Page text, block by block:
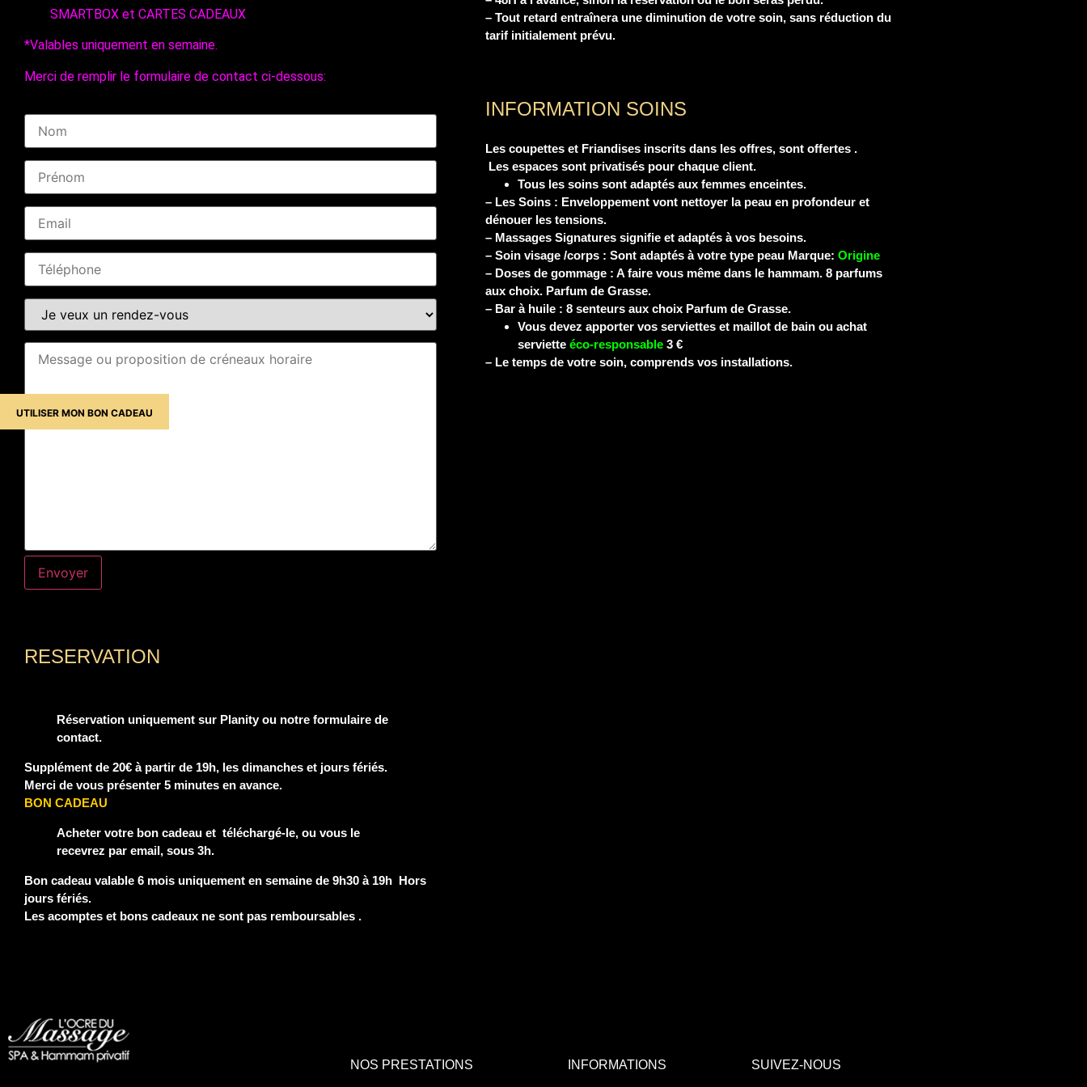
UTILISER MON BON CADEAU
SMARTBOX et CARTES CADEAUX
*Valables uniquement en semaine.
Merci de remplir le formulaire de contact ci-dessous:
RESERVATION
Réservation uniquement sur Planity ou notre formulaire de
contact.
Supplément de 20€ à partir de 19h, les dimanches et jours fériés.
Merci de vous présenter 5 minutes en avance.
BON CADEAU
Acheter votre bon cadeau et téléchargé-le, ou vous le
recevrez par email, sous 3h.
Bon cadeau valable 6 mois uniquement en semaine de 9h30 à 19h Hors
jours fériés.
Les acomptes et bons cadeaux ne sont pas remboursables .
– Tout retard entraînera une diminution de votre soin, sans réduction du
tarif initialement prévu.
INFORMATION SOINS
Les coupettes et Friandises inscrits dans les offres, sont offertes .
Les espaces sont privatisés pour chaque client.
Tous les soins sont adaptés aux femmes enceintes.
– Les Soins : Enveloppement vont nettoyer la peau en profondeur et
dénouer les tensions.
– Massages Signatures signifie et adaptés à vos besoins.
– Soin visage /corps : Sont adaptés à votre type peau Marque: Origine
– Doses de gommage : A faire vous même dans le hammam. 8 parfums
aux choix. Parfum de Grasse.
– Bar à huile : 8 senteurs aux choix Parfum de Grasse.
Vous devez apporter vos serviettes et maillot de bain ou achat
serviette éco-responsable 3 €
– Le temps de votre soin, comprends vos installations.
NOS PRESTATIONS INFORMATIONS SUIVEZ-NOUS